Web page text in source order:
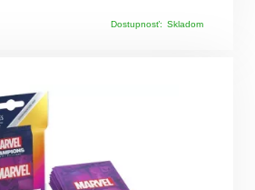
Dostupnosť: Skladom